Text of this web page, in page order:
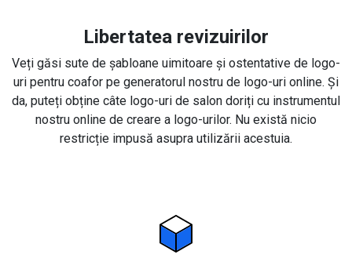
Libertatea revizuirilor
Veți găsi sute de șabloane uimitoare și ostentative de logo-
uri pentru coafor pe generatorul nostru de logo-uri online. Și
da, puteți obține câte logo-uri de salon doriți cu instrumentul
nostru online de creare a logo-urilor. Nu există nicio
restricție impusă asupra utilizării acestuia.